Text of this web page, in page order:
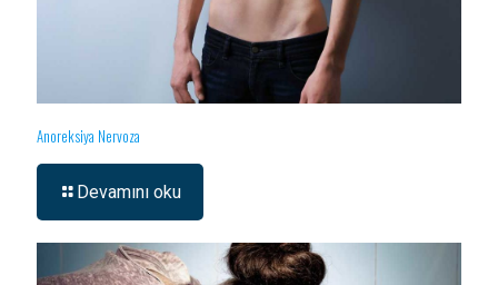
Anoreksiya Nervoza
Devamını oku